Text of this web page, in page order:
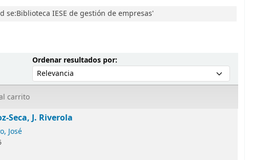
se:Biblioteca IESE de gestión de empresas'
Ordenar resultados por:Ordenar por:
carrito
Seca, J. Riverola
José